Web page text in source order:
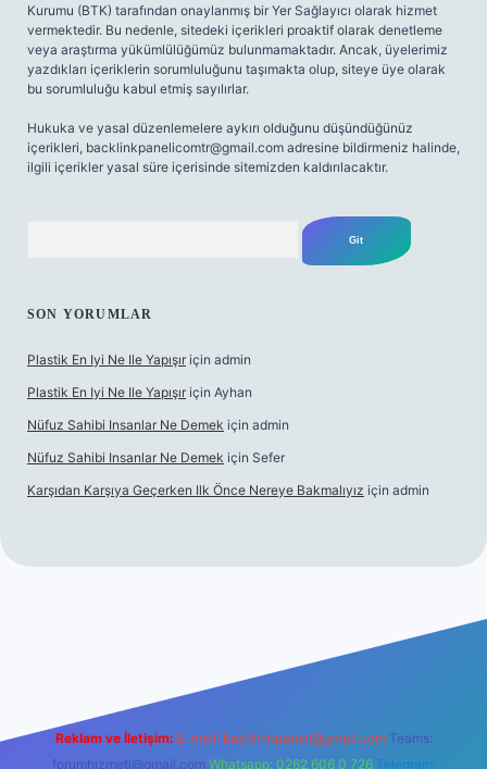
Kurumu (BTK) tarafından onaylanmış bir Yer Sağlayıcı olarak hizmet
vermektedir. Bu nedenle, sitedeki içerikleri proaktif olarak denetleme
veya araştırma yükümlülüğümüz bulunmamaktadır. Ancak, üyelerimiz
yazdıkları içeriklerin sorumluluğunu taşımakta olup, siteye üye olarak
bu sorumluluğu kabul etmiş sayılırlar.
Hukuka ve yasal düzenlemelere aykırı olduğunu düşündüğünüz
içerikleri, backlinkpanelicomtr@gmail.com adresine bildirmeniz halinde,
ilgili içerikler yasal süre içerisinde sitemizden kaldırılacaktır.
SON YORUMLAR
Plastik En Iyi Ne Ile Yapışır için admin
Plastik En Iyi Ne Ile Yapışır için Ayhan
Nüfuz Sahibi Insanlar Ne Demek için admin
Nüfuz Sahibi Insanlar Ne Demek için Sefer
Karşıdan Karşıya Geçerken Ilk Önce Nereye Bakmalıyız için admin
Reklam ve İletişim: E-mail: backlinkpaneli@gmail.com Teams:
forumhizmeti@gmail.com Whatsapp: 0262 606 0 726 Telegram: